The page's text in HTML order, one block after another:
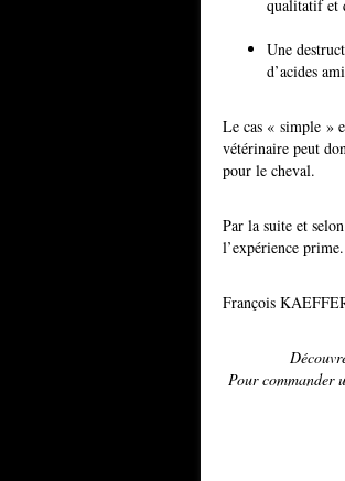
qualitatif et
Une
d’acides
Le cas « simple »
vétérinaire peut
pour le cheval.
Par la suite et
l’expérience prime.
François
Pour commander